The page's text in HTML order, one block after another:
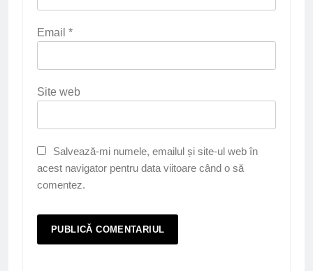
Email *
Site web
Salvează-mi numele, emailul și site-ul web în
acest navigator pentru data viitoare când o să
comentez.